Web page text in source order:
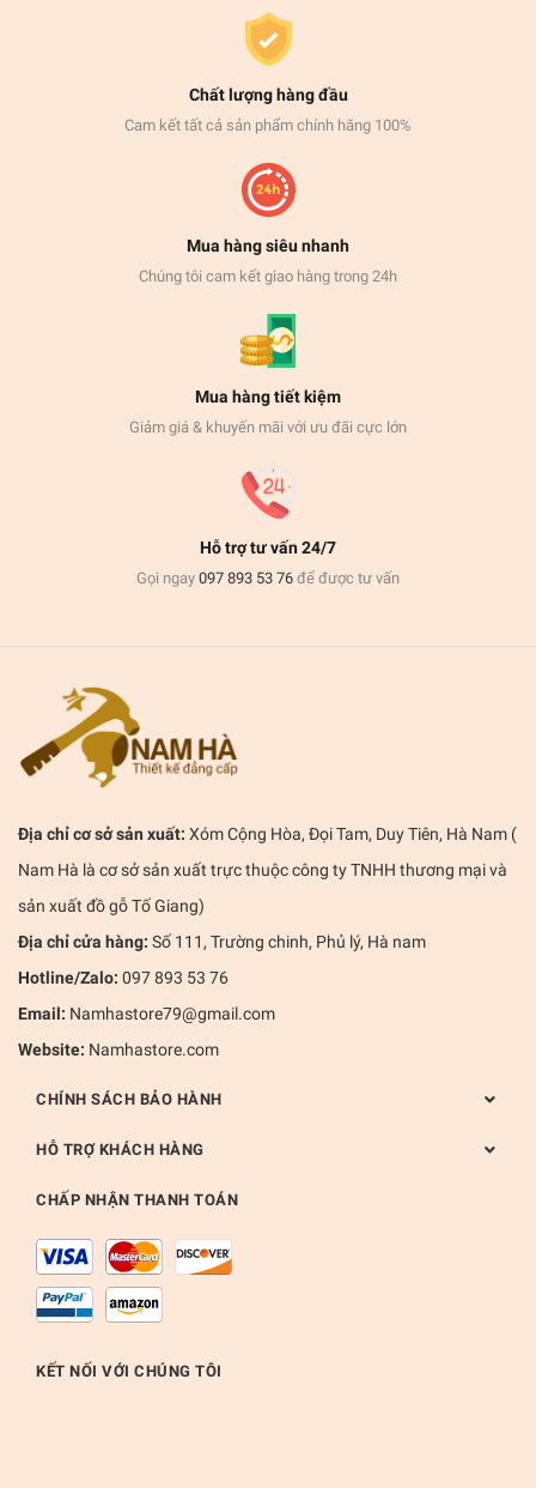
Chất lượng hàng đầu
Cam kết tất cả sản phẩm chính hãng 100%
Mua hàng siêu nhanh
Chúng tôi cam kết giao hàng trong 24h
Mua hàng tiết kiệm
Giảm giá & khuyến mãi với ưu đãi cực lớn
Hỗ trợ tư vấn 24/7
Gọi ngay 097 893 53 76 để được tư vấn
Địa chỉ cơ sở sản xuất: Xóm Cộng Hòa, Đọi Tam, Duy Tiên, Hà Nam (
Nam Hà là cơ sở sản xuất trực thuộc công ty TNHH thương mại và
sản xuất đồ gỗ Tố Giang)
Địa chỉ cửa hàng: Số 111, Trường chinh, Phủ lý, Hà nam
Hotline/Zalo: 097 893 53 76
Email: Namhastore79@gmail.com
Website: Namhastore.com
CHÍNH SÁCH BẢO HÀNH
HỖ TRỢ KHÁCH HÀNG
CHẤP NHẬN THANH TOÁN
KẾT NỐI VỚI CHÚNG TÔI